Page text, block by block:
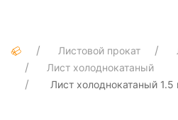
Листовой прокат
Лист холоднокатаный
Лист холоднокатаный